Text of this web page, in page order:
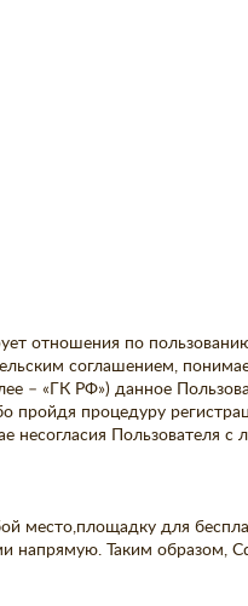
отношения по
соглашением,
– «ГК РФ») данное
пройдя процедуру
несогласия
место,площадку для
Таким образом,